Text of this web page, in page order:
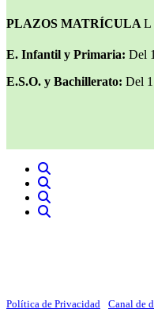
PLAZOS MATRÍCULA
E. Infantil y Primaria: Del
E.S.O. y Bachillerato: Del
Política de Privacidad
Canal de